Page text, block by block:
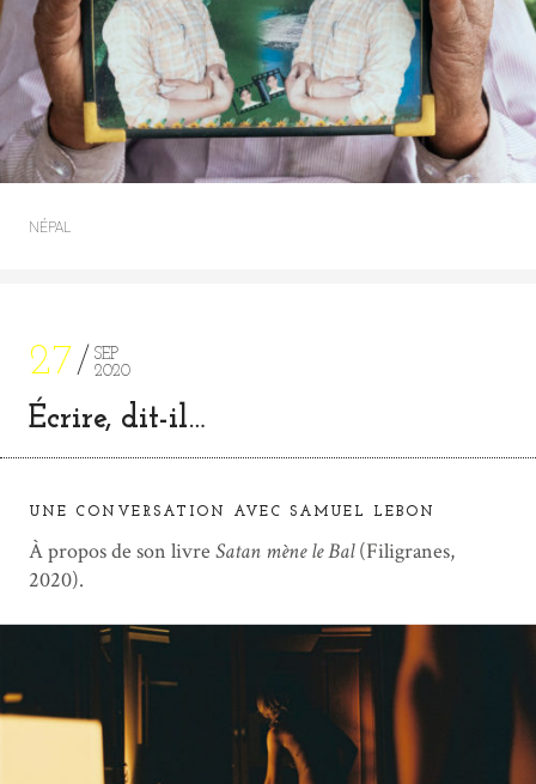
NÉPAL
27
SEP
2020
Écrire, dit-il…
UNE CONVERSATION AVEC SAMUEL LEBON
À propos de son livre Satan mène le Bal(Filigranes,
2020).